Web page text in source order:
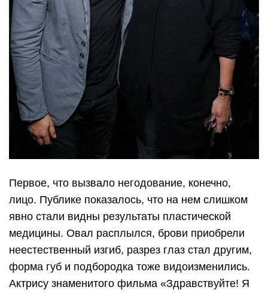
Первое, что вызвало негодование, конечно,
лицо. Публике показалось, что на нем слишком
явно стали видны результаты пластической
медицины. Овал расплылся, брови приобрели
неестественный изгиб, разрез глаз стал другим,
форма губ и подбородка тоже видоизменились.
Актрису знаменитого фильма «Здравствуйте! Я